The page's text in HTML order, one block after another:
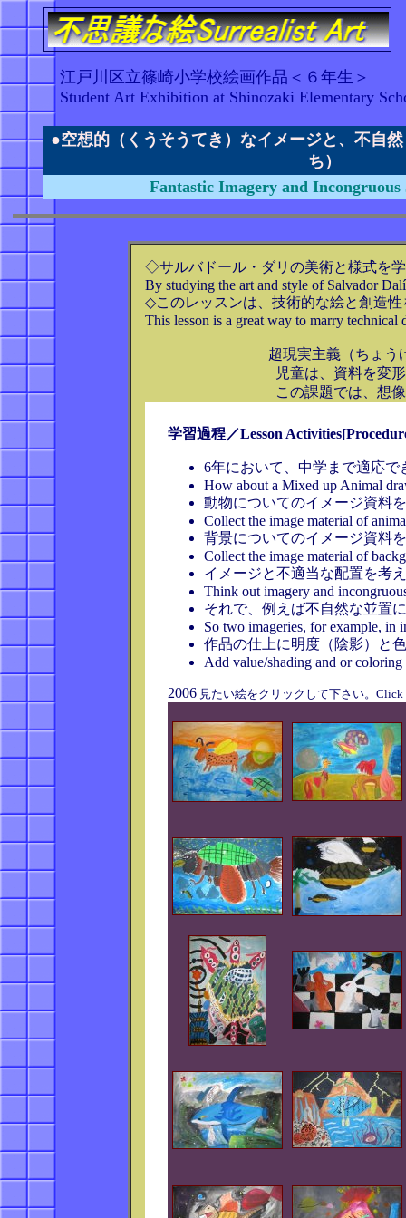
江戸川区立篠崎小学校絵画作品＜６年生＞
Student Art Exhibition at Shinozaki Elementary
●空想的（くうそうてき）なイメージと、不自
ち）
Fantastic Imagery and
◇サルバドール・ダリの美術と様式を
By studying the art and style of Salvador
◇このレッスンは、技術的な絵と創造
This lesson is a great way to marry
超現実主義（ちょう
児童は、資料を変
この課題では、想
学習過程／Lesson
6年において、中学まで適応
How about a Mixed up Animal
動物についてのイメージ資料
Collect the image material of
背景についてのイメージ資料
Collect the image material of
イメージと不適当な配置を考
Think out imagery and
それで、例えば不自然な並置
So two imageries, for example, in
作品の仕上に明度（陰影）と
Add value/shading and or
2006 見たい絵をクリックして下さい。Click